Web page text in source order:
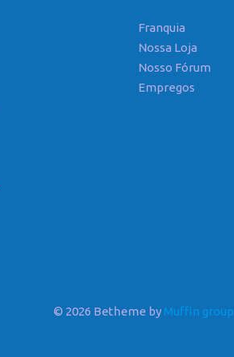
Franquia
Nossa Loja
Nosso Fórum
Empregos
© 2026 Betheme by Muffin group